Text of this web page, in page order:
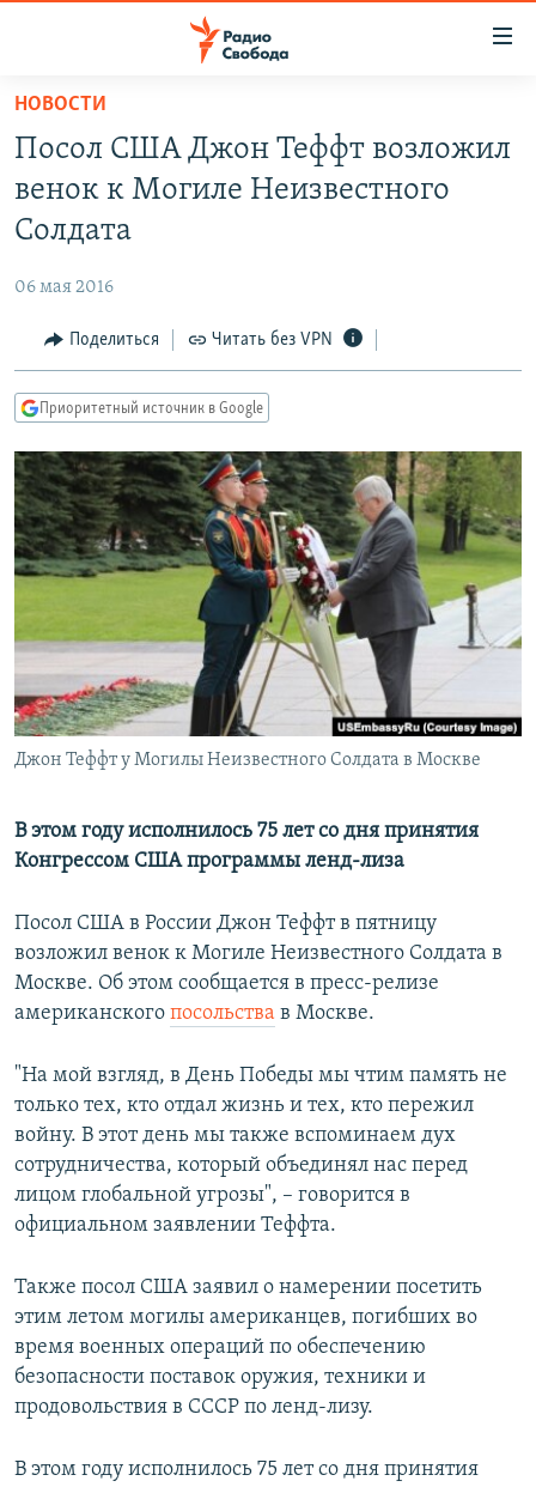
упрощенного
доступа
основному
Вернутся
Вернутся
поиску
АВТОРСКИЕ ПРОЕКТЫ
МНЕНИЯ
КУЛЬТУРА
КАВКАЗ.РЕАЛИИ
СЕВЕР.РЕАЛИИ
СИБИРЬ.РЕАЛИИ
РАСПИСАНИЕ ВЕЩАНИЯ
ПОДПИШИТЕСЬ НА РАССЫЛКУ
Все сайты РСЕ/РС
НОВОСТИ
Посол США Джон Теффт возложил
венок к Могиле Неизвестного
Солдата
06 мая 2016
Поделиться Читать без VPN
Приоритетный источник в Google
Джон Теффт у Могилы Неизвестного Солдата в Москве
В этом году исполнилось 75 лет со дня принятия
Конгрессом США программы ленд-лиза
Посол США в России Джон Теффт в пятницу
возложил венок к Могиле Неизвестного Солдата в
Москве. Об этом сообщается в пресс-релизе
американского посольства в Москве.
"На мой взгляд, в День Победы мы чтим память не
только тех, кто отдал жизнь и тех, кто пережил
войну. В этот день мы также вспоминаем дух
сотрудничества, который объединял нас перед
лицом глобальной угрозы", – говорится в
официальном заявлении Теффта.
Также посол США заявил о намерении посетить
этим летом могилы американцев, погибших во
время военных операций по обеспечению
безопасности поставок оружия, техники и
продовольствия в СССР по ленд-лизу.
В этом году исполнилось 75 лет со дня принятия